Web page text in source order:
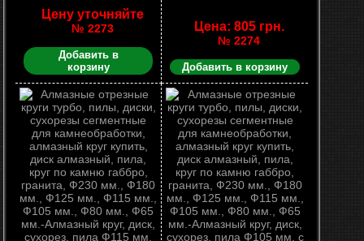
Цену уточняйте
№ 2273
Добавить в
корзину
Цена: 805 грн.
№ 2274
Добавить в корзину